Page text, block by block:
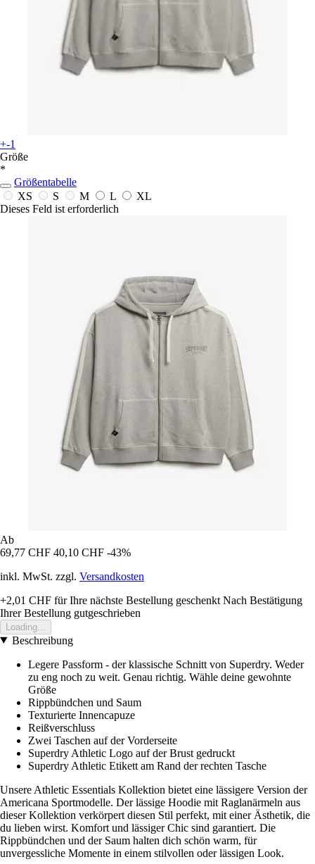
+-1
Größe
*
Größentabelle
XS
S M L
XL
Dieses Feld ist erforderlich
Ab
69,77 CHF 40,10 CHF -43%
inkl. MwSt. zzgl. Versandkosten
+2,01 CHF für Ihre nächste Bestellung geschenkt Nach Bestätigung
Ihrer Bestellung gutgeschrieben
Loading...
Beschreibung
Legere Passform - der klassische Schnitt von Superdry. Weder
zu eng noch zu weit. Genau richtig. Wähle deine gewohnte
Größe
Rippbündchen und Saum
Texturierte Innencapuze
Reißverschluss
Zwei Taschen auf der Vorderseite
Superdry Athletic Logo auf der Brust gedruckt
Superdry Athletic Etikett am Rand der rechten Tasche
Unsere Athletic Essentials Kollektion bietet eine lässigere Version der
Americana Sportmodelle. Der lässige Hoodie mit Raglanärmeln aus
dieser Kollektion verkörpert diesen Stil perfekt, mit einer Ästhetik, die
du lieben wirst. Komfort und lässiger Chic sind garantiert. Die
Rippbündchen und der Saum halten dich schön warm, für
unvergessliche Momente in einem stilvollen oder lässigen Look.